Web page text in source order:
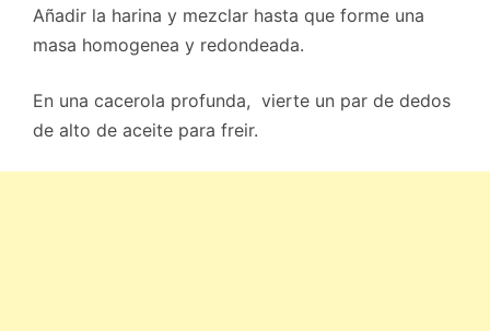
Añadir la harina y mezclar hasta que forme una
masa homogenea y redondeada.
En una cacerola profunda, vierte un par de dedos
de alto de aceite para freir.